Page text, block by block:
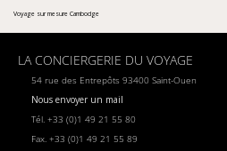
Voyage sur mesure Cambodge
LA CONCIERGERIE DU VOYAGE
54 rue des Entrepôts 93400 Saint-Ouen
Nous envoyer un mail
Tél. +33 (0)1 49 21 55 80
Fax. +33 (0)1 49 21 55 89